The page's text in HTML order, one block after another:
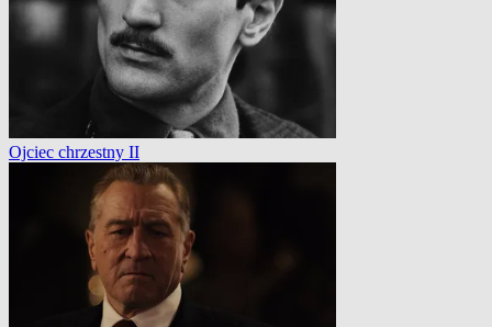
Ojciec chrzestny II